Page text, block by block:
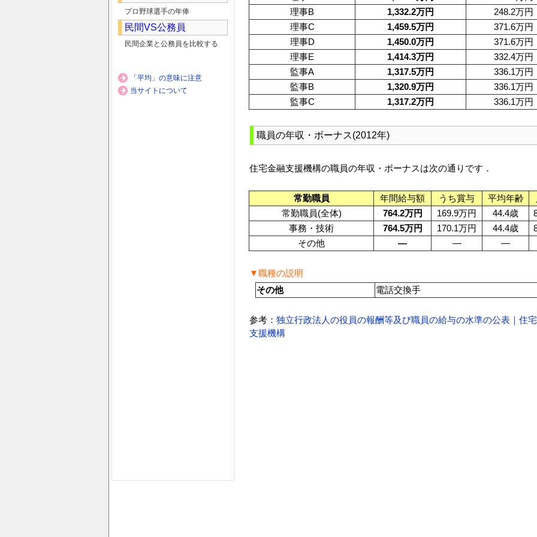
理事B
1,332.2万円
248.2万円
理事C
1,459.5万円
371.6万円
理事D
1,450.0万円
371.6万円
理事E
1,414.3万円
332.4万円
監事A
1,317.5万円
336.1万円
監事B
1,320.9万円
336.1万円
監事C
1,317.2万円 336.1万円
職員の年収・ボーナス(2012年)
住宅金融支援機構の職員の年収・ボーナスは次の通りです．
常勤職員 年間給与額 うち賞与 平均年齢
常勤職員(全体)
764.2万円 169.9万円 44.4歳
事務・技術
764.5万円 170.1万円 44.4歳
その他
— — —
▼職種の説明
その他
電話交換手
参考： 独立行政法人の役員の報酬等及び職員の給与の水準の公表｜住
支援機構
プロ野球選手の年俸
民間VS公務員
民間企業と公務員を比較する
「平均」の意味に注意
当サイトについて